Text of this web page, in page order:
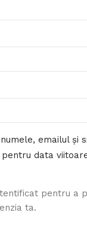
emailul și
data
pentru a
ta.